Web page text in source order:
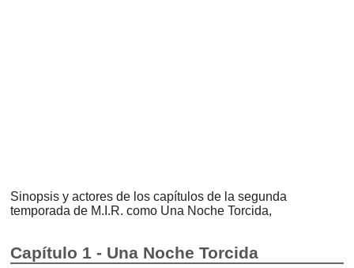
Sinopsis y actores de los capítulos de la segunda
temporada de M.I.R. como Una Noche Torcida,
Capítulo 1 - Una Noche Torcida